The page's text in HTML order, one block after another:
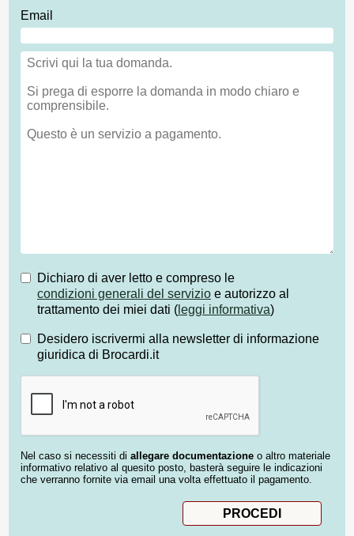
Email
Dichiaro di aver letto e compreso le
condizioni generali del servizio e autorizzo al
trattamento dei miei dati ( leggi informativa)
Desidero iscrivermi alla newsletter di informazione
giuridica di Brocardi.it
Nel caso si necessiti di allegare documentazione o altro materiale
informativo relativo al quesito posto, basterà seguire le indicazioni
che verranno fornite via email una volta effettuato il pagamento.